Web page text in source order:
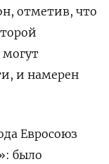
отметив, что
и намерен
Евросоюз
было